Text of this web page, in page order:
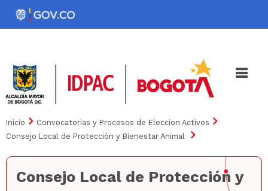
Pasar
Noticias Iniciativas
Inicio
Convocatorias y Procesos de Eleccion Activos
Consejo Local de Protección y Bienestar Animal
Consejo Local de Protección y